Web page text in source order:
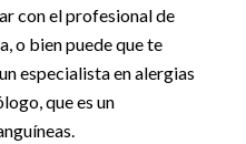
con el profesional de
o bien puede que te
especialista en alergias
que es un